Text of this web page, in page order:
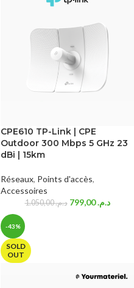
CPE610 TP-Link | CPE
Outdoor 300 Mbps 5 GHz 23
dBi | 15km
Réseaux, Points d'accès,
Accessoires
د.م.1.050,00 د.م.799,00
-43%
SOLD
OUT